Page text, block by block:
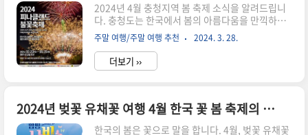
2024년 4월 충청지역 봄 축제 소식을 알려드립니
다. 충청도는 한국에서 봄의 아름다움을 만끽하기
에 완벽한 장소입니다. 이 지역의 도시와 시골은 봄
이 되면 화사한 꽃으로 뒤덮이며, 천리포와 무창포
에서의 경험은 당신에게 잊지 못할 추억을 선사할
것입니다. 주말 여행지 추천 및 주말여행 1박 2일
은 다양한 꽃 축제로 여러분을 맞이합니다. 각 축제
의 특색과 볼거리, 그리고 축제를 방문할 때 알아두
면 좋은 정보들을 소개함으로써, 충청지역의 봄을
주말 여행/주말 여행 추천 2024. 3. 28.
더보기 ››
2024년 벚꽃 유채꽃 여행 4월 한국 꽃 봄 축제의 모든 것
한국의 봄은 꽃으로 말을 합니다. 4월, 벚꽃 유채꽃